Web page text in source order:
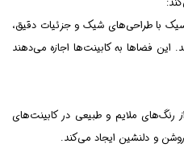
با طراحی‌های شیک و جزئیات دقیق،
این فضاها به کابینت‌ها اجازه می‌دهند
رنگ‌های ملایم و طبیعی در کابینت‌های
و دلنشین ایجاد می‌کند.